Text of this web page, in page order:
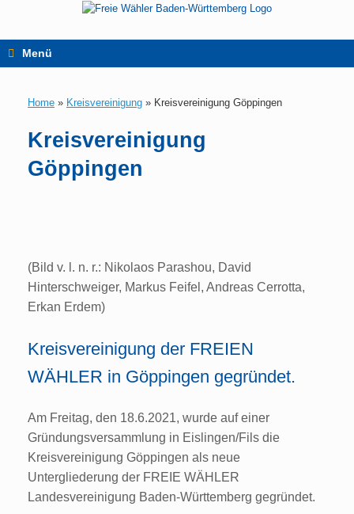
springen
Menü
Home » Kreisvereinigung » Kreisvereinigung Göppingen
Kreisvereinigung
Göppingen
(Bild v. l. n. r.: Nikolaos Parashou, David
Hinterschweiger, Markus Feifel, Andreas Cerrotta,
Erkan Erdem)
Kreisvereinigung der FREIEN
WÄHLER in Göppingen gegründet.
Am Freitag, den 18.6.2021, wurde auf einer
Gründungsversammlung in Eislingen/Fils die
Kreisvereinigung Göppingen als neue
Untergliederung der FREIE WÄHLER
Landesvereinigung Baden-Württemberg gegründet.